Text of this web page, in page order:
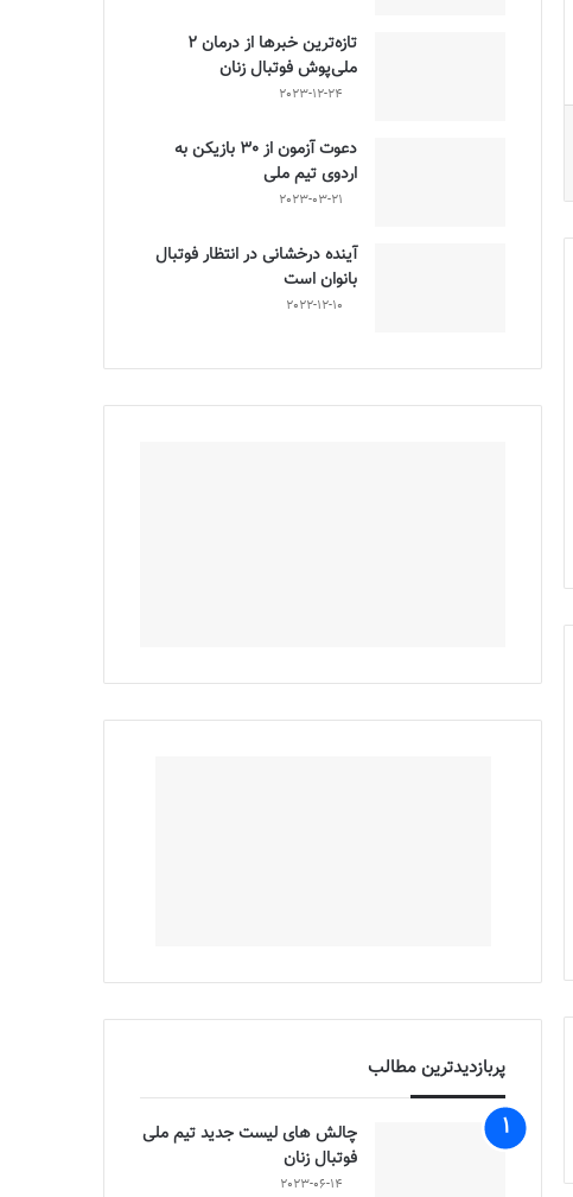
تازه‌ترین خبرها از درمان ۲
ملی‌پوش فوتبال زنان
2023-12-24
دعوت آزمون از 30 بازیکن به
اردوی تیم ملی
2023-03-21
آینده درخشانی در انتظار فوتبال
بانوان است
2022-12-10
پربازدیدترین مطالب
چالش هاى ليست جدید تيم ملى
فوتبال زنان
2023-06-14